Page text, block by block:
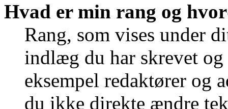
Hvad er min rang og
Rang, som vises under
indlæg du har skrevet
eksempel redaktører og
du ikke direkte ændre